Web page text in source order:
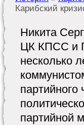
Карибский
Никита
ЦК КПСС и
несколько
партийной